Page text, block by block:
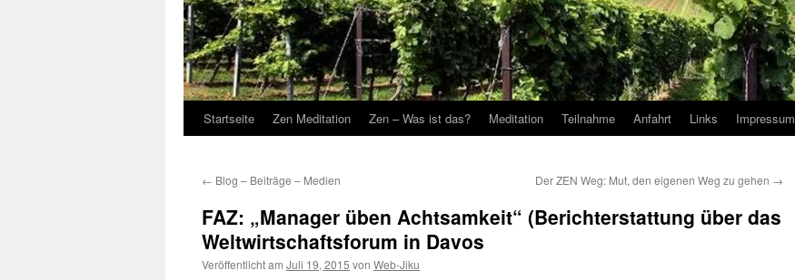
Startseite Zen Meditation Zen – Was ist das? Meditation Teilnahme Anfahrt Links Impressum
← Blog – Beiträge – Medien Der ZEN Weg: Mut, den eigenen Weg zu gehen →
FAZ: „Manager üben Achtsamkeit“ (Berichterstattung über das
Weltwirtschaftsforum in Davos
Veröffentlicht am Juli 19, 2015 von Web-Jiku